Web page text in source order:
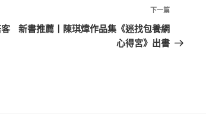
下
一
篇
下一篇
新書推薦丨陳琪煒作品集《迷找包養網
心得宮》出書